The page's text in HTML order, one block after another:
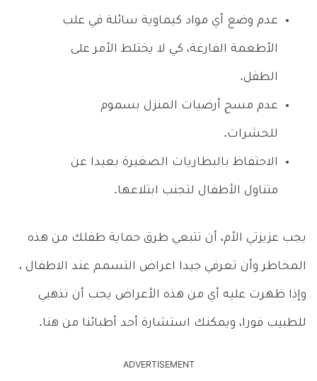
عدم وضع أي مواد كيماوية سائلة في علب
الأطعمة الفارغة، كي لا يختلط الأمر على
الطفل.
عدم مسح أرضيات المنزل بسموم
للحشرات.
الاحتفاظ بالبطاريات الصغيرة بعيدا عن
متناول الأطفال لتجنب ابتلاعها.
يجب عزيزتي الأم، أن تتبعي طرق حماية طفلك من هذه
المخاطر وأن تعرفي جيدا اعراض التسمم عند الاطفال ،
وإذا ظهرت عليه أي من هذه الأعراض يجب أن تذهبي
للطبيب فورا، ويمكنك استشارة أحد أطبائنا من هنا.
ADVERTISEMENT